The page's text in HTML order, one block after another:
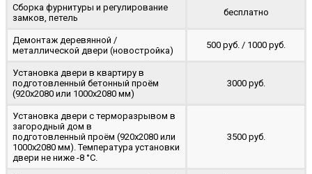
Сборка фурнитуры и регулирование
замков, петель
бесплатно
Демонтаж деревянной /
металлической двери (новостройка)
500 руб. / 1000 руб.
Установка двери в квартиру в
подготовленный бетонный проём
(920x2080 или 1000x2080 мм)
3000 руб.
Установка двери с терморазрывом в
загородный дом в
подготовленный проём (920x2080 или
1000x2080 мм). Температура установки
двери не ниже -8 °C.
3500 руб.